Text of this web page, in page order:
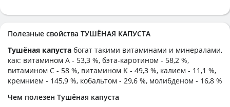
Полезные свойства ТУШЁНАЯ КАПУСТА
Тушёная капуста богат такими витаминами и минералами,
как: витамином А - 53,3 %, бэта-каротином - 58,2 %,
витамином C - 58 %, витамином K - 49,3 %, калием - 11,1 %,
кремнием - 145,9 %, кобальтом - 29,6 %, молибденом - 16,8 %
Чем полезен Тушёная капуста